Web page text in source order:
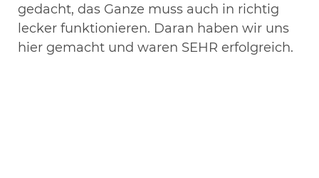
gedacht, das Ganze muss auch in richtig
lecker funktionieren. Daran haben wir uns
hier gemacht und waren SEHR erfolgreich.